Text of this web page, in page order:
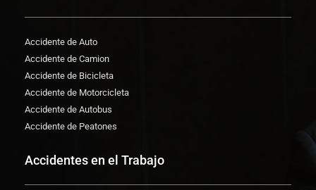
Accidente de Auto
Accidente de Camion
Accidente de Bicicleta
Accidente de Motorcicleta
Accidente de Autobus
Accidente de Peatones
Accidentes en el Trabajo